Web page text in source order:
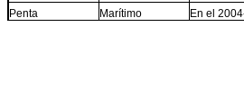
Penta
Marítimo En el